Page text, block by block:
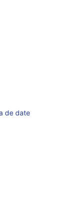
de date